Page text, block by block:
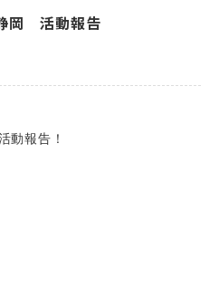
岡 活動報告